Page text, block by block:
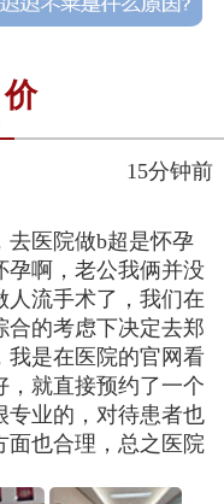
15分钟前
去医院做b超是怀孕
孕啊，老公我俩并没
人流手术了，我们在
合的考虑下决定去郑
我是在医院的官网看
，就直接预约了一个
专业的，对待患者也
面也合理，总之医院